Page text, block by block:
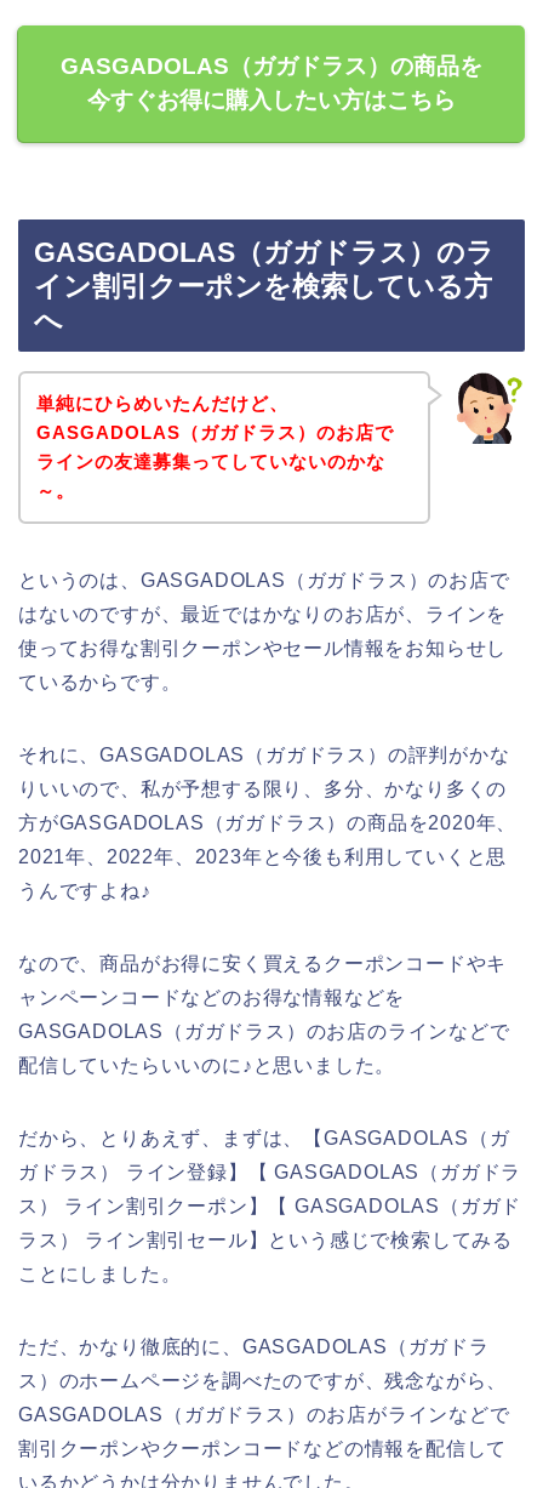
GASGADOLAS（ガガドラス）の商品を
今すぐお得に購入したい方はこちら
GASGADOLAS（ガガドラス）のラ
イン割引クーポンを検索している方
へ
単純にひらめいたんだけど、
GASGADOLAS（ガガドラス）のお店で
ラインの友達募集ってしていないのかな
～。
というのは、GASGADOLAS（ガガドラス）のお店で
はないのですが、最近ではかなりのお店が、ラインを
使ってお得な割引クーポンやセール情報をお知らせし
ているからです。
それに、GASGADOLAS（ガガドラス）の評判がかな
りいいので、私が予想する限り、多分、かなり多くの
方がGASGADOLAS（ガガドラス）の商品を2020年、
2021年、2022年、2023年と今後も利用していくと思
うんですよね♪
なので、商品がお得に安く買えるクーポンコードやキ
ャンペーンコードなどのお得な情報などを
GASGADOLAS（ガガドラス）のお店のラインなどで
配信していたらいいのに♪と思いました。
だから、とりあえず、まずは、【GASGADOLAS（ガ
ガドラス） ライン登録】【 GASGADOLAS（ガガドラ
ス） ライン割引クーポン】【 GASGADOLAS（ガガド
ラス） ライン割引セール】という感じで検索してみる
ことにしました。
ただ、かなり徹底的に、GASGADOLAS（ガガドラ
ス）のホームページを調べたのですが、残念ながら、
GASGADOLAS（ガガドラス）のお店がラインなどで
割引クーポンやクーポンコードなどの情報を配信して
いるかどうかは分かりませんでした。